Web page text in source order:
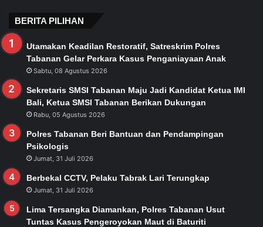
BERITA PILIHAN
Utamakan Keadilan Restoratif, Satreskrim Polres
Tabanan Gelar Perkara Kasus Penganiayaan Anak
Sabtu, 08 Agustus 2026
Sekretaris SMSI Tabanan Maju Jadi Kandidat Ketua IMI
Bali, Ketua SMSI Tabanan Berikan Dukungan
Rabu, 05 Agustus 2026
Polres Tabanan Beri Bantuan dan Pendampingan
Psikologis
Jumat, 31 Juli 2026
Berbekal CCTV, Pelaku Tabrak Lari Terungkap
Jumat, 31 Juli 2026
Lima Tersangka Diamankan, Polres Tabanan Usut
Tuntas Kasus Pengeroyokan Maut di Baturiti